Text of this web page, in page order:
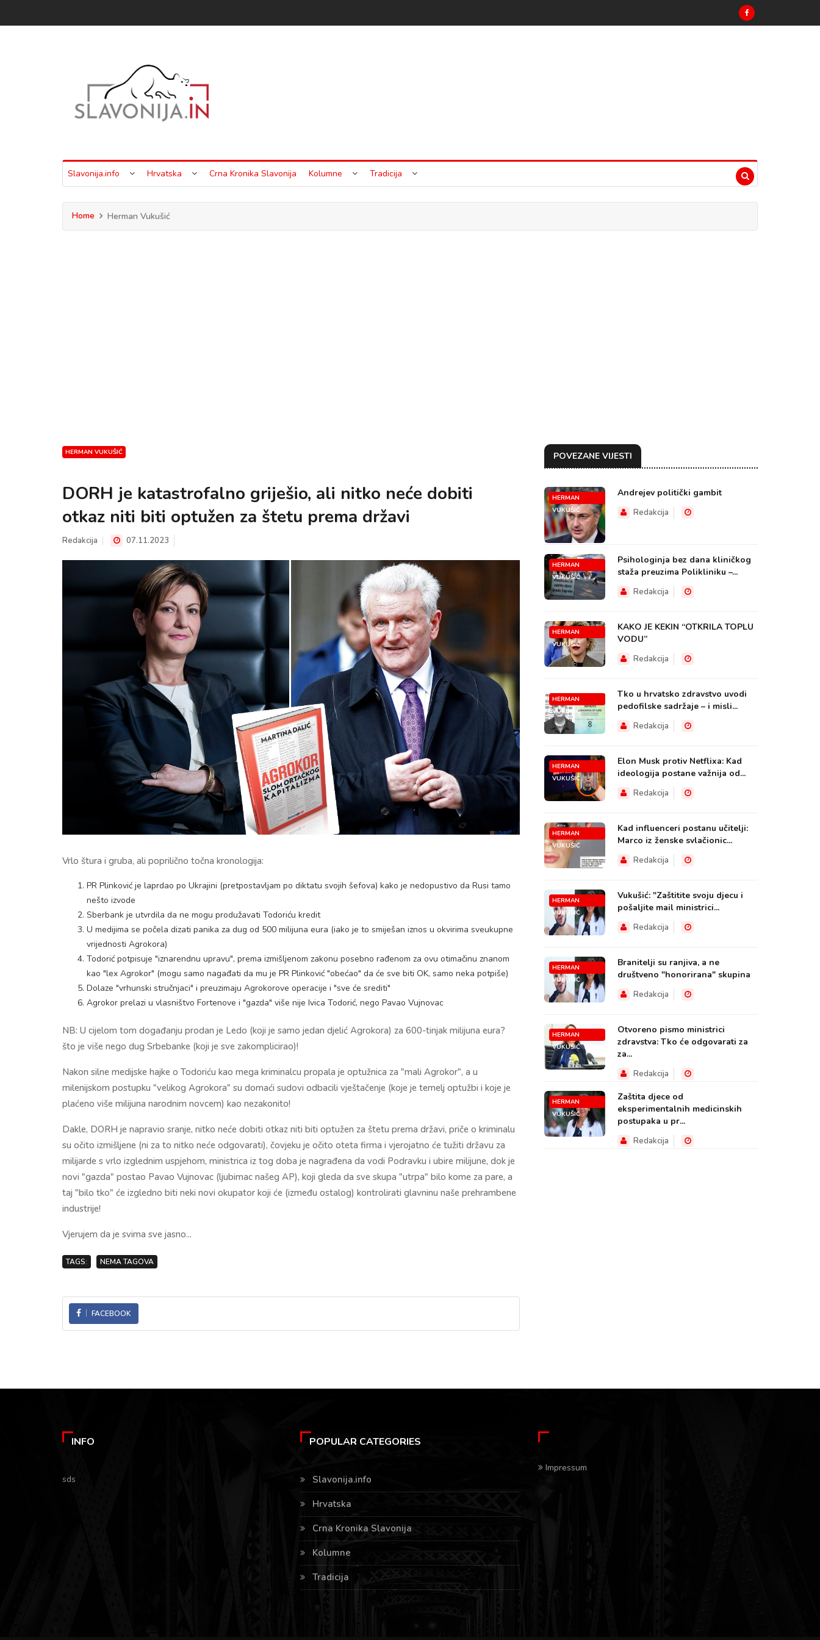
Slavonija.info Hrvatska Crna Kronika Slavonija Kolumne Tradicija
Home Herman Vukušić
HERMAN VUKUŠIĆ
DORH je katastrofalno griješio, ali nitko neće dobiti
otkaz niti biti optužen za štetu prema državi
Redakcija 07.11.2023
Vrlo štura i gruba, ali poprilično točna kronologija:
PR Plinković je laprdao po Ukrajini (pretpostavljam po diktatu svojih šefova) kako je nedopustivo da Rusi tamo
nešto izvode
Sberbank je utvrdila da ne mogu produžavati Todoriću kredit
U medijima se počela dizati panika za dug od 500 milijuna eura (iako je to smiješan iznos u okvirima sveukupne
vrijednosti Agrokora)
Todorić potpisuje "iznarendnu upravu", prema izmišljenom zakonu posebno rađenom za ovu otimačinu znanom
kao "lex Agrokor" (mogu samo nagađati da mu je PR Plinković "obećao" da će sve biti OK, samo neka potpiše)
Dolaze "vrhunski stručnjaci" i preuzimaju Agrokorove operacije i "sve će srediti"
Agrokor prelazi u vlasništvo Fortenove i "gazda" više nije Ivica Todorić, nego Pavao Vujnovac
NB: U cijelom tom događanju prodan je Ledo (koji je samo jedan djelić Agrokora) za 600-tinjak milijuna eura?
što je više nego dug Srbebanke (koji je sve zakomplicirao)!
Nakon silne medijske hajke o Todoriću kao mega kriminalcu propala je optužnica za "mali Agrokor", a u
milenijskom postupku "velikog Agrokora" su domaći sudovi odbacili vještačenje (koje je temelj optužbi i koje je
plaćeno više milijuna narodnim novcem) kao nezakonito!
Dakle, DORH je napravio sranje, nitko neće dobiti otkaz niti biti optužen za štetu prema državi, priče o kriminalu
su očito izmišljene (ni za to nitko neće odgovarati), čovjeku je očito oteta firma i vjerojatno će tužiti državu za
milijarde s vrlo izglednim uspjehom, ministrica iz tog doba je nagrađena da vodi Podravku i ubire milijune, dok je
novi "gazda" postao Pavao Vujnovac (ljubimac našeg AP), koji gleda da sve skupa "utrpa" bilo kome za pare, a
taj "bilo tko" će izgledno biti neki novi okupator koji će (između ostalog) kontrolirati glavninu naše prehrambene
industrije!
Vjerujem da je svima sve jasno...
TAGS: NEMA TAGOVA
FACEBOOK
POVEZANE VIJESTI
HERMAN
VUKUŠIĆ
Andrejev politički gambit
Redakcija
HERMAN
VUKUŠIĆ
Psihologinja bez dana kliničkog
staža preuzima Polikliniku –...
Redakcija
HERMAN
VUKUŠIĆ
KAKO JE KEKIN “OTKRILA TOPLU
VODU”
Redakcija
HERMAN
VUKUŠIĆ
Tko u hrvatsko zdravstvo uvodi
pedofilske sadržaje – i misli...
Redakcija
HERMAN
VUKUŠIĆ
Elon Musk protiv Netflixa: Kad
ideologija postane važnija od...
Redakcija
HERMAN
VUKUŠIĆ
Kad influenceri postanu učitelji:
Marco iz ženske svlačionic...
Redakcija
HERMAN
VUKUŠIĆ
Vukušić: "Zaštitite svoju djecu i
pošaljite mail ministrici...
Redakcija
HERMAN
VUKUŠIĆ
Branitelji su ranjiva, a ne
društveno "honorirana" skupina
Redakcija
HERMAN
VUKUŠIĆ
Otvoreno pismo ministrici
zdravstva: Tko će odgovarati za
za...
Redakcija
HERMAN
VUKUŠIĆ
Zaštita djece od
eksperimentalnih medicinskih
postupaka u pr...
Redakcija
INFO
sds
POPULAR CATEGORIES
Slavonija.info
Hrvatska
Crna Kronika Slavonija
Kolumne
Tradicija
Impressum